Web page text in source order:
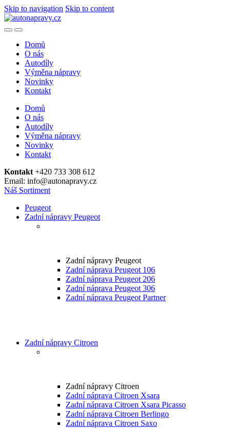
Skip to navigation Skip to content
Domů
O nás
Autodíly
Výměna nápravy
Novinky
Kontakt
Domů
O nás
Autodíly
Výměna nápravy
Novinky
Kontakt
Kontakt +420 733 308 612
Email: info@autonapravy.cz
Náš Sortiment
Peugeot
Zadní nápravy Peugeot
Zadní nápravy Peugeot
Zadní náprava Peugeot 106
Zadní náprava Peugeot 206
Zadní náprava Peugeot 306
Zadní náprava Peugeot Partner
Zadní nápravy Citroen
Zadní nápravy Citroen
Zadní náprava Citroen Xsara
Zadní náprava Citroen Xsara Picasso
Zadní náprava Citroen Berlingo
Zadní náprava Citroen Saxo